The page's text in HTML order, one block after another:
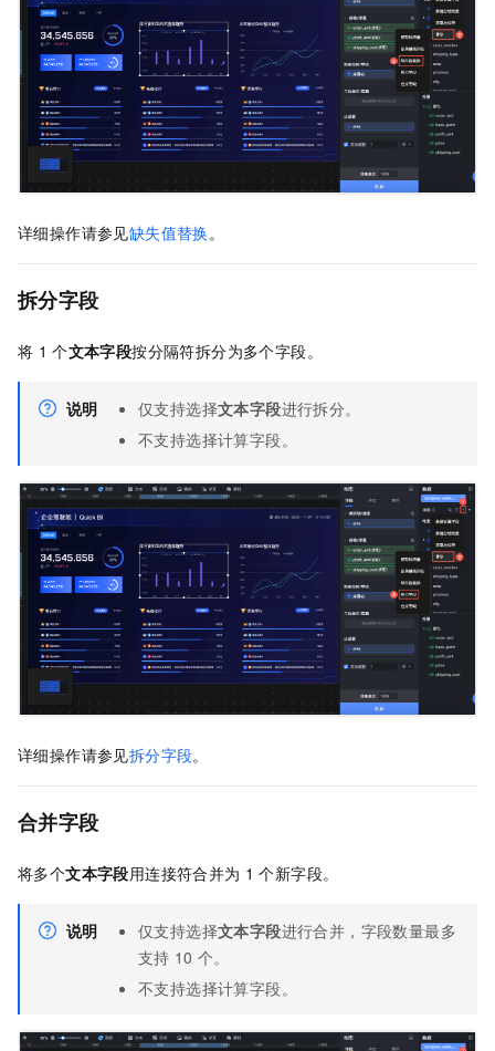
详细操作请参见缺失值替换 。
拆分字段
将 1 个文本字段按分隔符拆分为多个字段。
说明 仅支持选择文本字段进行拆分。
不支持选择计算字段。
详细操作请参见拆分字段。
合并字段
将多个文本字段用连接符合并为 1 个新字段。
说明 仅支持选择文本字段进行合并，字段数量最多
支持 10 个。
不支持选择计算字段。